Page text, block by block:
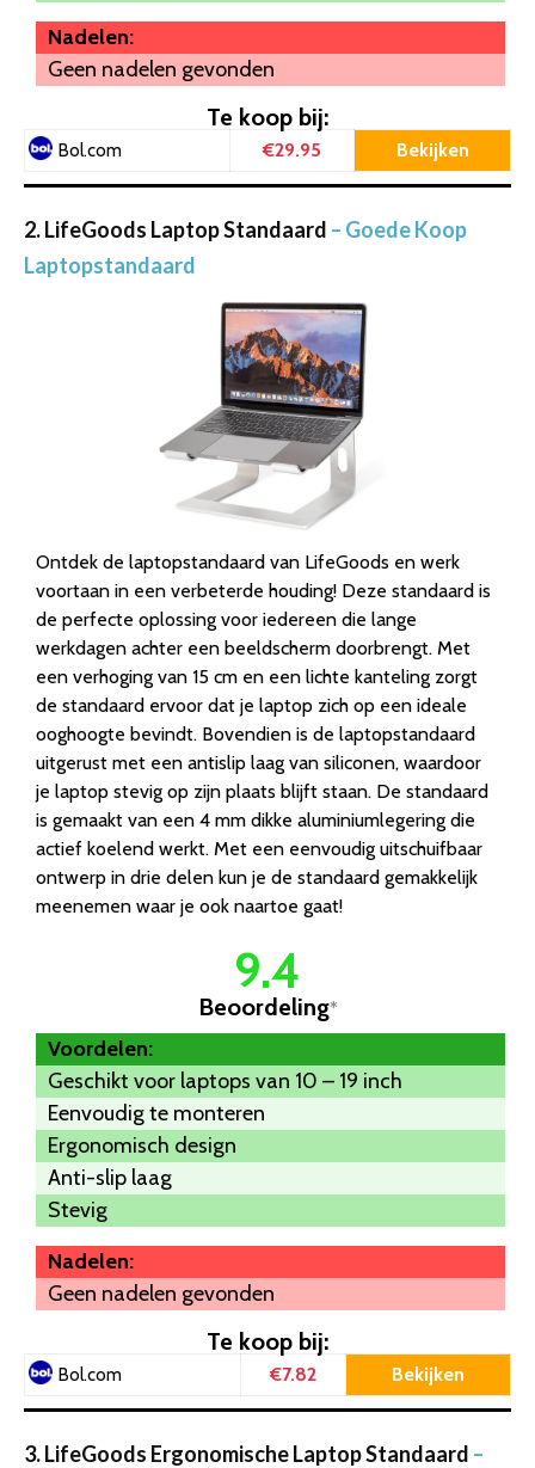
Nadelen:
Geen nadelen gevonden
Te koop bij:
Bol.com €29.95 Bekijken
2. LifeGoods Laptop Standaard – Goede Koop
Laptopstandaard
Ontdek de laptopstandaard van LifeGoods en werk
voortaan in een verbeterde houding! Deze standaard is
de perfecte oplossing voor iedereen die lange
werkdagen achter een beeldscherm doorbrengt. Met
een verhoging van 15 cm en een lichte kanteling zorgt
de standaard ervoor dat je laptop zich op een ideale
ooghoogte bevindt. Bovendien is de laptopstandaard
uitgerust met een antislip laag van siliconen, waardoor
je laptop stevig op zijn plaats blijft staan. De standaard
is gemaakt van een 4 mm dikke aluminiumlegering die
actief koelend werkt. Met een eenvoudig uitschuifbaar
ontwerp in drie delen kun je de standaard gemakkelijk
meenemen waar je ook naartoe gaat!
9.4
Beoordeling*
Voordelen:
Geschikt voor laptops van 10 – 19 inch
Eenvoudig te monteren
Ergonomisch design
Anti-slip laag
Stevig
Nadelen:
Geen nadelen gevonden
Te koop bij:
Bol.com €7.82 Bekijken
3. LifeGoods Ergonomische Laptop Standaard –